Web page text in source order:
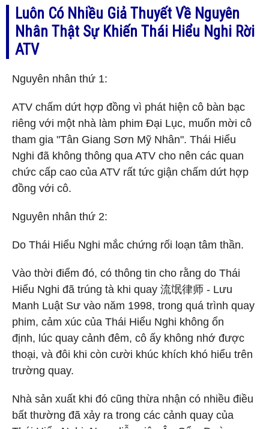
Luôn Có Nhiều Giả Thuyết ​​về Nguyên
Nhân Thật Sự Khiến Thái Hiểu Nghi Rời
ATV
Nguyên nhân thứ 1:
ATV chấm dứt hợp đồng vì phát hiện cô bàn bạc
riêng với một nhà làm phim Đại Lục, muốn mời cô
tham gia "Tân Giang Sơn Mỹ Nhân". Thái Hiểu
Nghi đã không thông qua ATV cho nên các quan
chức cấp cao của ATV rất tức giận chấm dứt hợp
đồng với cô.
Nguyên nhân thứ 2:
Do Thái Hiểu Nghi mắc chứng rối loạn tâm thần.
Vào thời điểm đó, có thông tin cho rằng do Thái
Hiểu Nghi đã trúng tà khi quay 流氓律师 - Lưu
Manh Luật Sư vào năm 1998, trong quá trình quay
phim, cảm xúc của Thái Hiểu Nghi không ổn
định, lúc quay cảnh đêm, cô ấy không nhớ được
thoại, và đôi khi còn cười khúc khích khó hiểu trên
trường quay.
Nhà sản xuất khi đó cũng thừa nhận có nhiều điều
bất thường đã xảy ra trong các cảnh quay của